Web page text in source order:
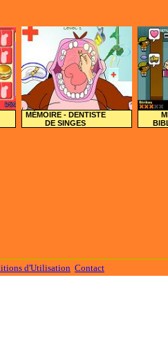
MÉMOIRE - DENTISTE
DE SINGES
d'Utilisation Contact